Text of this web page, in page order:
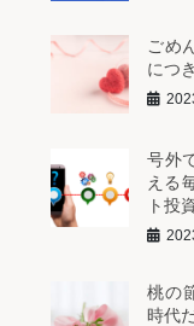
ごめ
につ
号外
える
ト投
桃の
時代